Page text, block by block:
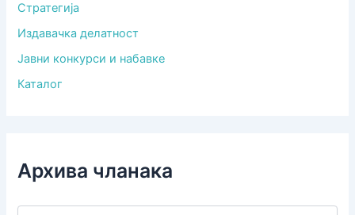
Стратегија
Издавачка делатност
Јавни конкурси и набавке
Каталог
Архива чланака
А